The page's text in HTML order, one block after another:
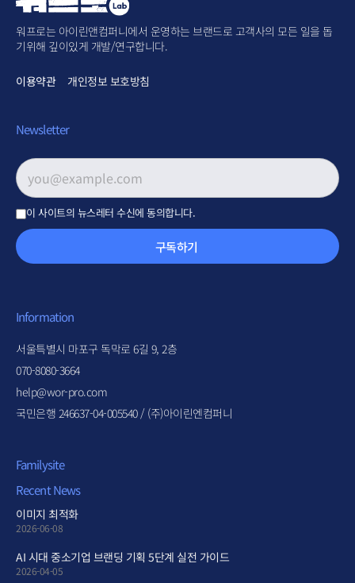
워프로는 아이린앤컴퍼니에서 운영하는 브랜드로 고객사의 모든 일을 돕
기위해 깊이있게 개발/연구합니다.
이용약관 개인정보 보호방침
Newsletter
이메일 주소*
이 사이트의 뉴스레터 수신에 동의합니다.
구독하기
Information
서울특별시 마포구 독막로 6길 9, 2층
070-8080-3664
help@wor-pro.com
국민은행 246637-04-005540 / (주)아이린엔컴퍼니
Familysite
Recent News
이미지 최적화
2026-06-08
AI 시대 중소기업 브랜딩 기획 5단계 실전 가이드
2026-04-05